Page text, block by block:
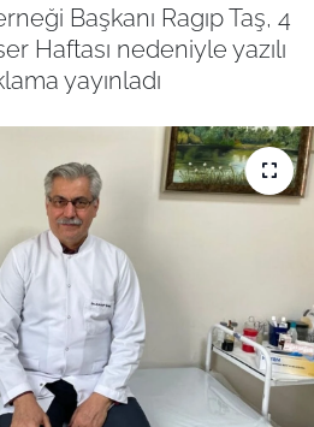
Başkanı Ragıp Taş, 4
Haftası nedeniyle yazılı
yayınladı